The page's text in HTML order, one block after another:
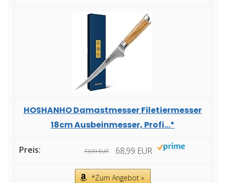
HOSHANHO Damastmesser Filetiermesser
18cm Ausbeinmesser, Profi...*
73,99 EUR 68,99 EUR
*Zum Angebot »